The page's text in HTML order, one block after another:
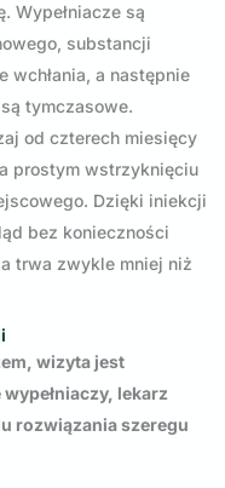
Wypełniacze są
substancji
wchłania, a następnie
tymczasowe.
od czterech miesięcy
prostym wstrzyknięciu
Dzięki iniekcji
bez konieczności
trwa zwykle mniej niż
wizyta jest
lekarz
rozwiązania szeregu